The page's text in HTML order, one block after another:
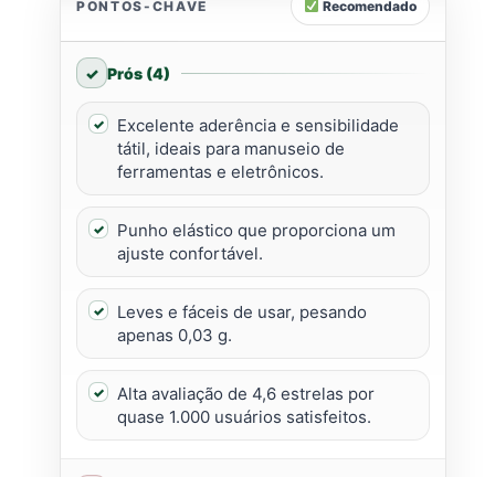
PONTOS-CHAVE Recomendado
Prós (4)
Excelente aderência e sensibilidade
tátil, ideais para manuseio de
ferramentas e eletrônicos.
Punho elástico que proporciona um
ajuste confortável.
Leves e fáceis de usar, pesando
apenas 0,03 g.
Alta avaliação de 4,6 estrelas por
quase 1.000 usuários satisfeitos.